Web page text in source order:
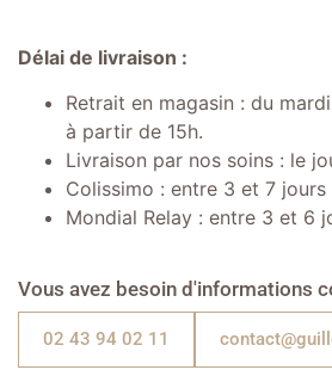
Délai de livraison :
Retrait en magasin : du
à partir de 15h.
Livraison par nos soins : le
Colissimo : entre 3 et 7 jours
Mondial Relay : entre 3 et 6
Vous avez besoin d'informations
02 43 94 02 11